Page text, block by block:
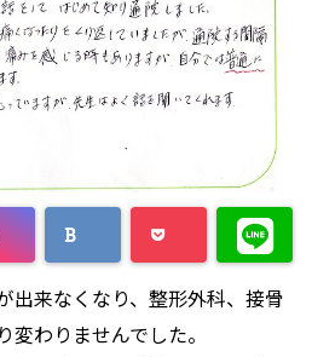
出来なくなり、整形外科、接骨
変わりませんでした。